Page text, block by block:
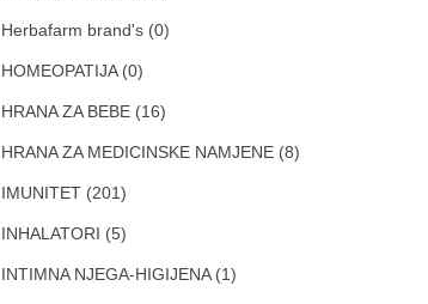
Herbafarm brand's (0)
HOMEOPATIJA (0)
HRANA ZA BEBE (16)
HRANA ZA MEDICINSKE NAMJENE (8)
IMUNITET (201)
INHALATORI (5)
INTIMNA NJEGA-HIGIJENA (1)